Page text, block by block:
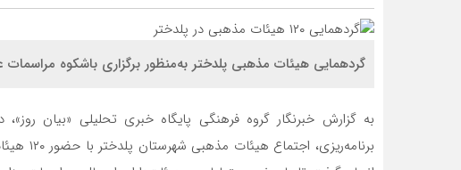
گردهمایی هیئات مذهبی پلدختر به‌منظور برگزاری باشکوه مراسمات
به گزارش خبرنگار گروه فرهنگی پایگاه خبری تحلیلی «بیان